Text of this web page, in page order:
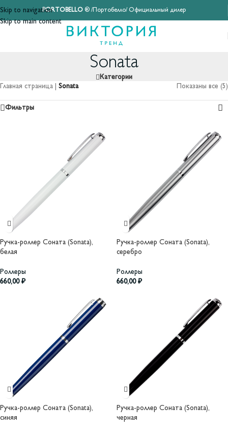
Skip to navigation
Skip to main content
PORTOBELLO® /Портобелло/ Официальный дилер
Sonata
Категории
Главная страница
Sonata Показаны все (5)
Фильтры
Ручка-роллер Соната (Sonata),
белая
Роллеры
660,00 ₽
Ручка-роллер Соната (Sonata),
серебро
Роллеры
660,00 ₽
Ручка-роллер Соната (Sonata),
синяя
Ручка-роллер Соната (Sonata),
черная